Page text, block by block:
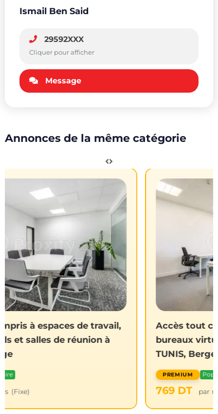
Ismail Ben Said
29592XXX
Cliquer pour afficher
Message
Annonces de la même catégorie
Accès tout compris à espaces de
bureaux virtuels et salles de réunion